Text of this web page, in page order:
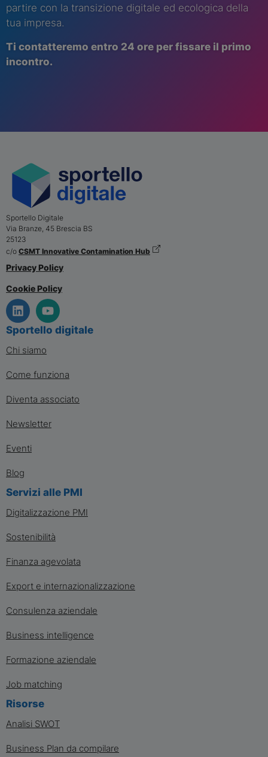
partire con la transizione digitale ed ecologica della
tua impresa.
Ti contatteremo entro 24 ore per fissare il primo
incontro.
Sportello Digitale
Via Branze, 45 Brescia BS
25123
c/o CSMT Innovative Contamination Hub
Privacy Policy
Cookie Policy
Sportello digitale
Chi siamo
Come funziona
Diventa associato
Newsletter
Eventi
Blog
Servizi alle PMI
Digitalizzazione PMI
Sostenibilità
Finanza agevolata
Export e internazionalizzazione
Consulenza aziendale
Business intelligence
Formazione aziendale
Job matching
Risorse
Analisi SWOT
Business Plan da compilare